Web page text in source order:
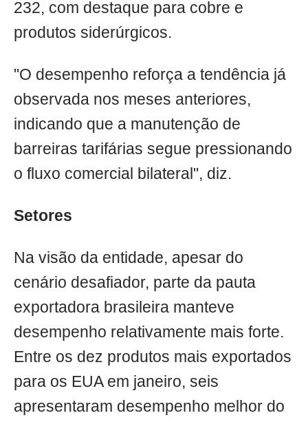
232, com destaque para cobre e
produtos siderúrgicos.
"O desempenho reforça a tendência já
observada nos meses anteriores,
indicando que a manutenção de
barreiras tarifárias segue pressionando
o fluxo comercial bilateral", diz.
Setores
Na visão da entidade, apesar do
cenário desafiador, parte da pauta
exportadora brasileira manteve
desempenho relativamente mais forte.
Entre os dez produtos mais exportados
para os EUA em janeiro, seis
apresentaram desempenho melhor do